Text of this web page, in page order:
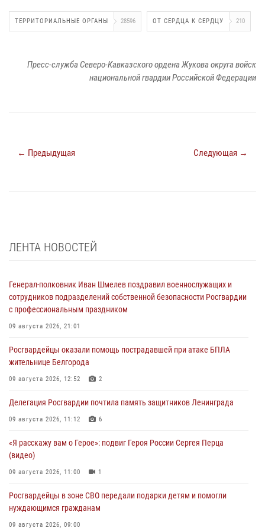
ТЕРРИТОРИАЛЬНЫЕ ОРГАНЫ 28596 ОТ СЕРДЦА К СЕРДЦУ 210
Пресс-служба Северо-Кавказского ордена Жукова округа войск
национальной гвардии Российской Федерации
← Предыдущая Следующая →
ЛЕНТА НОВОСТЕЙ
Генерал-полковник Иван Шмелев поздравил военнослужащих и
сотрудников подразделений собственной безопасности Росгвардии
с профессиональным праздником
09 августа 2026, 21:01
Росгвардейцы оказали помощь пострадавшей при атаке БПЛА
жительнице Белгорода
09 августа 2026, 12:52 2
Делегация Росгвардии почтила память защитников Ленинграда
09 августа 2026, 11:12 6
«Я расскажу вам о Герое»: подвиг Героя России Сергея Перца
(видео)
09 августа 2026, 11:00 1
Росгвардейцы в зоне СВО передали подарки детям и помогли
нуждающимся гражданам
09 августа 2026, 09:00